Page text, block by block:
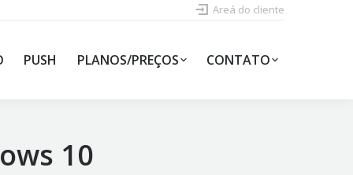
Areá do cliente
PUSH PLANOS/PREÇOS CONTATO
10